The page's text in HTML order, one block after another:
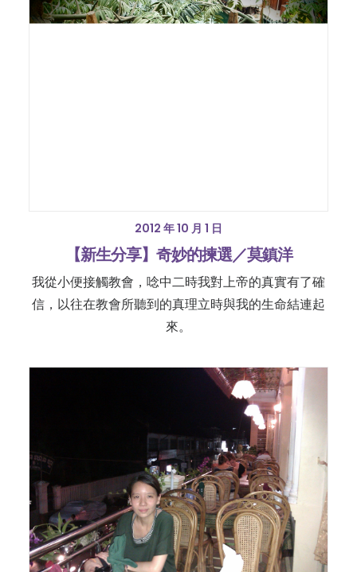
2012 年 10 月 1 日
【新生分享】奇妙的揀選／莫鎮洋
我從小便接觸教會，唸中二時我對上帝的真實有了確
信，以往在教會所聽到的真理立時與我的生命結連起
來。